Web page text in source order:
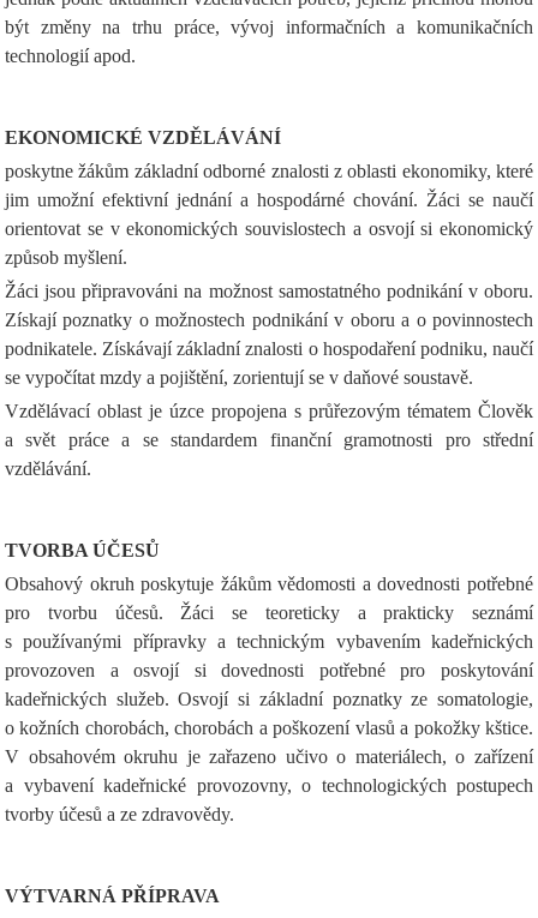
být změny na trhu práce, vývoj informačních a komunikačních
technologií apod.
EKONOMICKÉ VZDĚLÁVÁNÍ
poskytne žákům základní odborné znalosti z oblasti ekonomiky, které
jim umožní efektivní jednání a hospodárné chování. Žáci se naučí
orientovat se v ekonomických souvislostech a osvojí si ekonomický
způsob myšlení.
Žáci jsou připravováni na možnost samostatného podnikání v oboru.
Získají poznatky o možnostech podnikání v oboru a o povinnostech
podnikatele. Získávají základní znalosti o hospodaření podniku, naučí
se vypočítat mzdy a pojištění, zorientují se v daňové soustavě.
Vzdělávací oblast je úzce propojena s průřezovým tématem Člověk
a svět práce a se standardem finanční gramotnosti pro střední
vzdělávání.
TVORBA ÚČESŮ
Obsahový okruh poskytuje žákům vědomosti a dovednosti potřebné
pro tvorbu účesů. Žáci se teoreticky a prakticky seznámí
s používanými přípravky a technickým vybavením kadeřnických
provozoven a osvojí si dovednosti potřebné pro poskytování
kadeřnických služeb. Osvojí si základní poznatky ze somatologie,
o kožních chorobách, chorobách a poškození vlasů a pokožky kštice.
V obsahovém okruhu je zařazeno učivo o materiálech, o zařízení
a vybavení kadeřnické provozovny, o technologických postupech
tvorby účesů a ze zdravovědy.
VÝTVARNÁ PŘÍPRAVA